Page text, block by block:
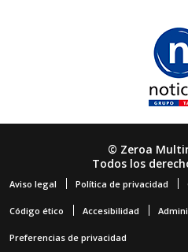
© Zeroa
Todos los
Aviso legal Política de privacidad
Código ético Accesibilidad
Preferencias de privacidad